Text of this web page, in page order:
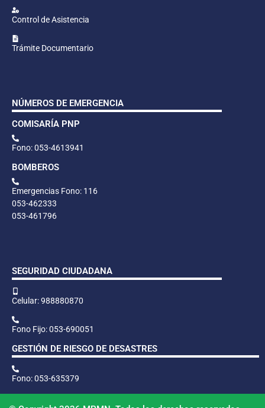
Control de Asistencia
Trámite Documentario
NÚMEROS DE EMERGENCIA
COMISARÍA PNP
Fono: 053-4613941
BOMBEROS
Emergencias Fono: 116
053-462333
053-461796
SEGURIDAD CIUDADANA
Celular: 988880870
Fono Fijo: 053-690051
GESTIÓN DE RIESGO DE DESASTRES
Fono: 053-635379